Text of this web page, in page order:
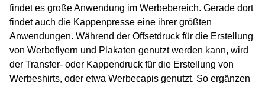
findet es große Anwendung im Werbebereich. Gerade dort
findet auch die Kappenpresse eine ihrer größten
Anwendungen. Während der Offsetdruck für die Erstellung
von Werbeflyern und Plakaten genutzt werden kann, wird
der Transfer- oder Kappendruck für die Erstellung von
Werbeshirts, oder etwa Werbecapis genutzt. So ergänzen